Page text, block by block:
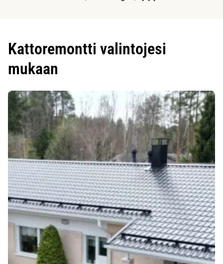
Kattoremontti valintojesi
mukaan